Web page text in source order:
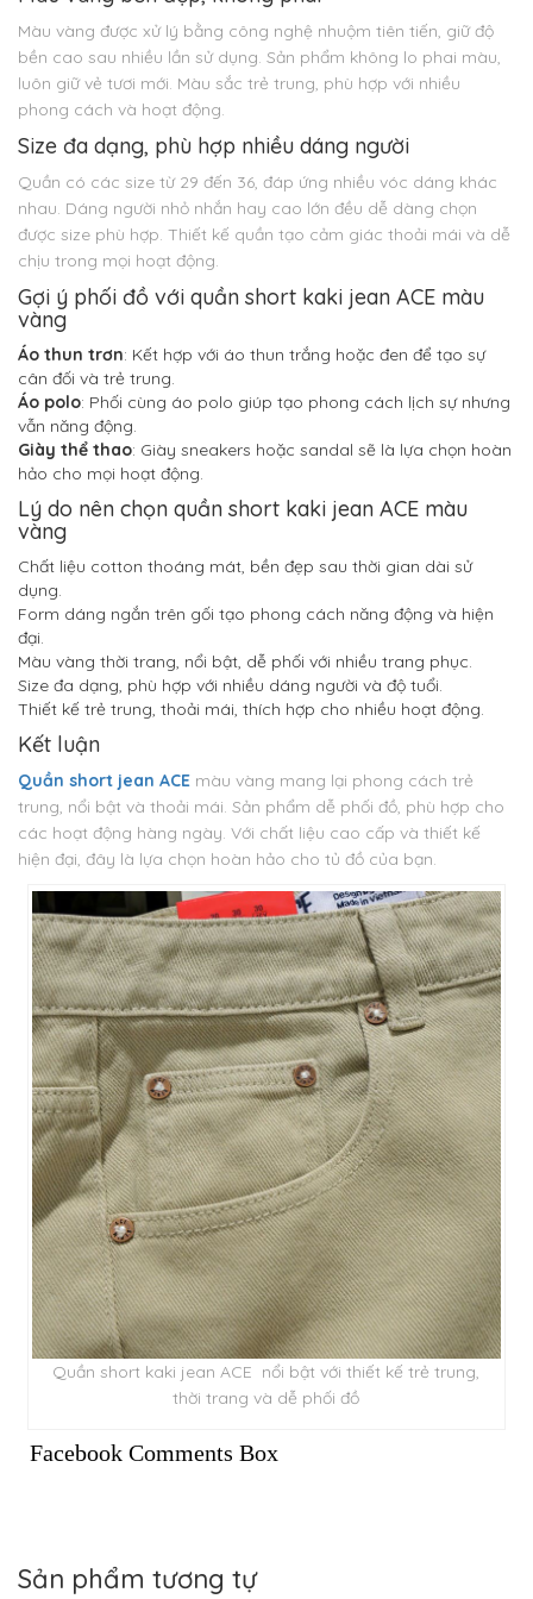
Màu vàng được xử lý bằng công nghệ nhuộm tiên tiến, giữ độ
bền cao sau nhiều lần sử dụng. Sản phẩm không lo phai màu,
luôn giữ vẻ tươi mới. Màu sắc trẻ trung, phù hợp với nhiều
phong cách và hoạt động.
Size đa dạng, phù hợp nhiều dáng người
Quần có các size từ 29 đến 36, đáp ứng nhiều vóc dáng khác
nhau. Dáng người nhỏ nhắn hay cao lớn đều dễ dàng chọn
được size phù hợp. Thiết kế quần tạo cảm giác thoải mái và dễ
chịu trong mọi hoạt động.
Gợi ý phối đồ với quần short kaki jean ACE màu
vàng
Áo thun trơn: Kết hợp với áo thun trắng hoặc đen để tạo sự
cân đối và trẻ trung.
Áo polo: Phối cùng áo polo giúp tạo phong cách lịch sự nhưng
vẫn năng động.
Giày thể thao: Giày sneakers hoặc sandal sẽ là lựa chọn hoàn
hảo cho mọi hoạt động.
Lý do nên chọn quần short kaki jean ACE màu
vàng
Chất liệu cotton thoáng mát, bền đẹp sau thời gian dài sử
dụng.
Form dáng ngắn trên gối tạo phong cách năng động và hiện
đại.
Màu vàng thời trang, nổi bật, dễ phối với nhiều trang phục.
Size đa dạng, phù hợp với nhiều dáng người và độ tuổi.
Thiết kế trẻ trung, thoải mái, thích hợp cho nhiều hoạt động.
Kết luận
Quần short jean ACE màu vàng mang lại phong cách trẻ
trung, nổi bật và thoải mái. Sản phẩm dễ phối đồ, phù hợp cho
các hoạt động hàng ngày. Với chất liệu cao cấp và thiết kế
hiện đại, đây là lựa chọn hoàn hảo cho tủ đồ của bạn.
Quần short kaki jean ACE nổi bật với thiết kế trẻ trung,
thời trang và dễ phối đồ
Facebook Comments Box
Sản phẩm tương tự